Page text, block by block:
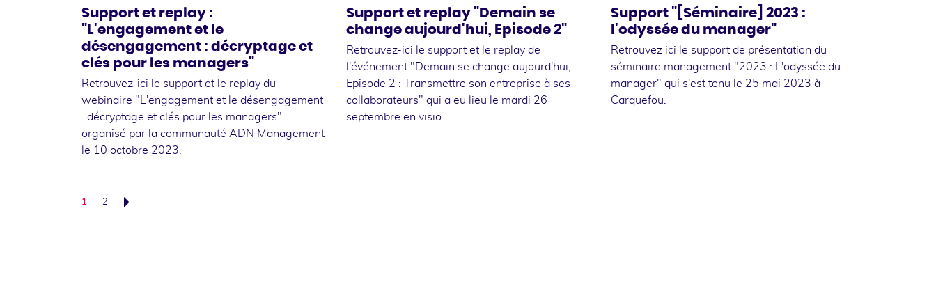
Support et replay :
"L'engagement et le
désengagement : décryptage et
clés pour les managers"
Retrouvez-ici le support et le replay du
webinaire "L'engagement et le désengagement
: décryptage et clés pour les managers"
organisé par la communauté ADN Management
le 10 octobre 2023.
Support et replay "Demain se
change aujourd'hui, Episode 2"
Retrouvez-ici le support et le replay de
l'événement "Demain se change aujourd'hui,
Episode 2 : Transmettre son entreprise à ses
collaborateurs" qui a eu lieu le mardi 26
septembre en visio.
Support "[Séminaire] 2023 :
l'odyssée du manager"
Retrouvez ici le support de présentation du
séminaire management "2023 : L'odyssée du
manager" qui s'est tenu le 25 mai 2023 à
Carquefou.
1 2